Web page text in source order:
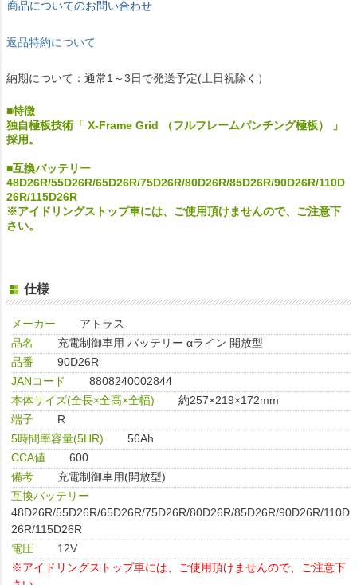
商品についてのお問い合わせ
返品特約について
納期について：通常1～3日で発送予定(土日祝除く）
■特徴
独自極板技術「 X-Frame Grid （フルフレームパンチング極板） 」
採用。
■互換バッテリー
48D26R/55D26R/65D26R/75D26R/80D26R/85D26R/90D26R/110D
26R/115D26R
※アイドリングストップ車には、ご使用頂けませんので、ご注意下
さい。
仕様
メーカー
アトラス
品名
充電制御車用 バッテリー αライン 開放型
品番
90D26R
JANコード
8808240002844
本体サイズ(全長×全高×全幅)
約257×219×172mm
端子
R
5時間率容量(5HR)
56Ah
CCA値
600
備考
充電制御車用(開放型)
互換バッテリー
48D26R/55D26R/65D26R/75D26R/80D26R/85D26R/90D26R/110D
26R/115D26R
電圧
12V
※アイドリングストップ車には、ご使用頂けませんので、ご注意下